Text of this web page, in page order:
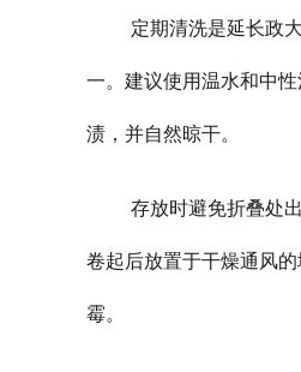
定期清洗是延长政
一。建议使用温水和中
渍，并自然晾干。
存放时避免折叠处
卷起后放置于干燥通风
霉。